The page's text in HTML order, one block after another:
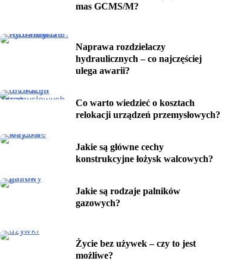
mas GCMS/M?
Naprawa rozdzielaczy
hydraulicznych – co najczęściej
ulega awarii?
Co warto wiedzieć o kosztach
relokacji urządzeń przemysłowych?
Jakie są główne cechy
konstrukcyjne łożysk walcowych?
Jakie są rodzaje palników
gazowych?
Życie bez używek – czy to jest
możliwe?